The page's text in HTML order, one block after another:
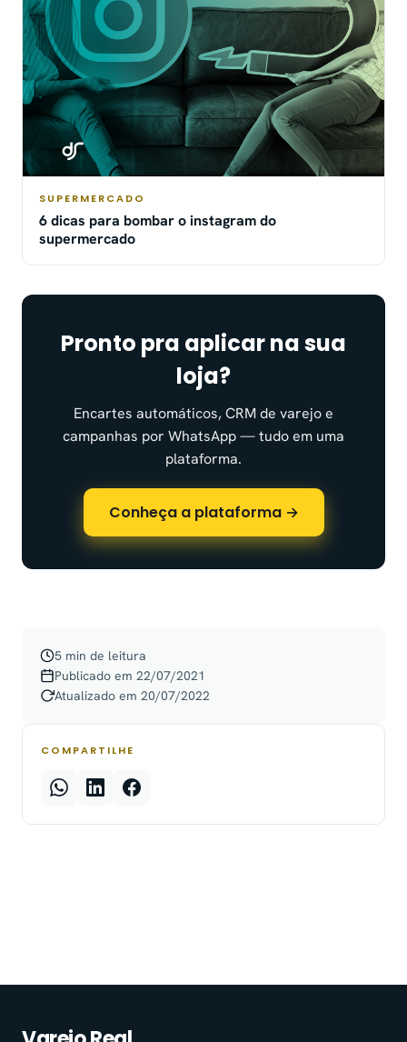
SUPERMERCADO
6 dicas para bombar o instagram do
supermercado
Pronto pra aplicar na sua
loja?
Encartes automáticos, CRM de varejo e
campanhas por WhatsApp — tudo em uma
plataforma.
Conheça a plataforma →
5 min de leitura
Publicado em 22/07/2021
Atualizado em 20/07/2022
COMPARTILHE